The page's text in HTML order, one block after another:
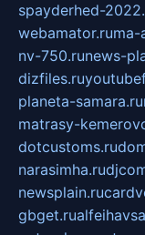
spayderhed-
webamator.ruma-
nv-750.runews-
dizfiles.ru
planeta-samara.ru
matrasy-
dotcustoms.ru
narasimha.ru
newsplain.ru
gbget.ru